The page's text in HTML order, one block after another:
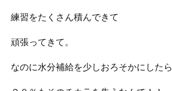
練習をたくさん積んできて
頑張ってきて。
なのに水分補給を少しおろそかにしたら